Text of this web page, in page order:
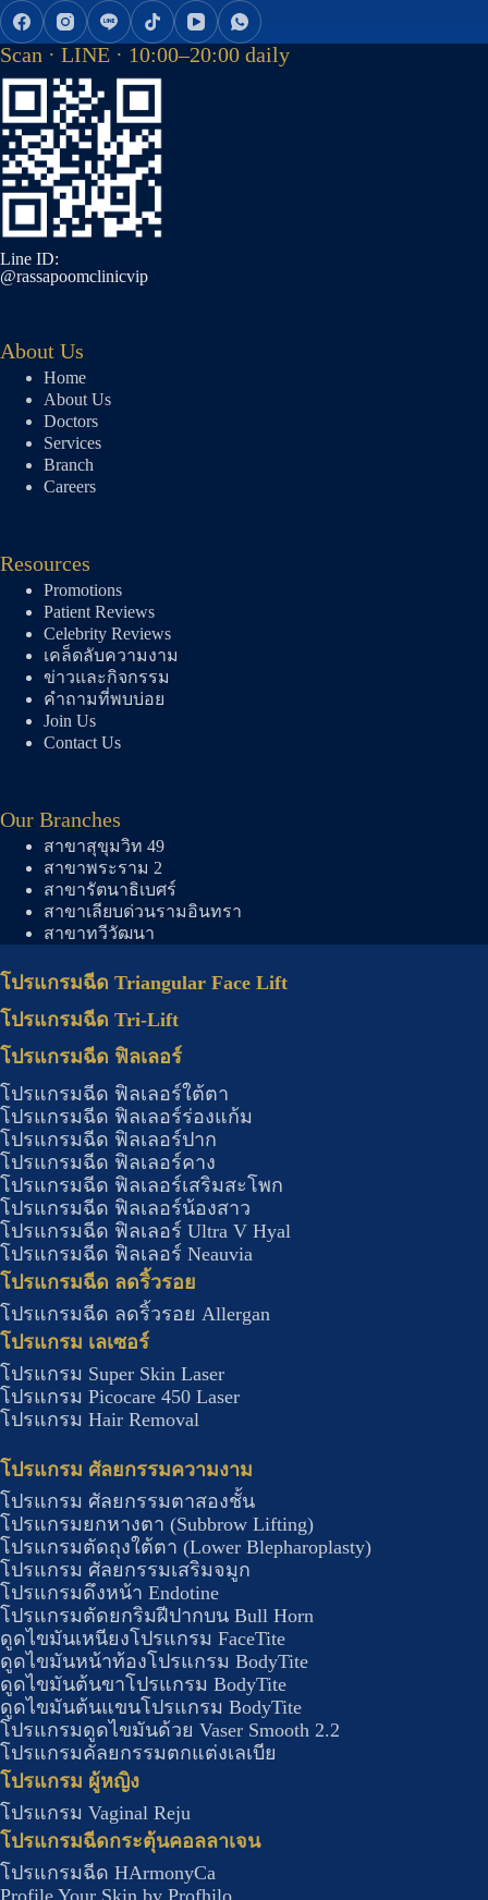
Scan · LINE · 10:00–20:00 daily
Line ID:
@rassapoomclinicvip
About Us
Home
About Us
Doctors
Services
Branch
Careers
Resources
Promotions
Patient Reviews
Celebrity Reviews
เคล็ดลับความงาม
ข่าวและกิจกรรม
คำถามที่พบบ่อย
Join Us
Contact Us
Our Branches
สาขาสุขุมวิท 49
สาขาพระราม 2
สาขารัตนาธิเบศร์
สาขาเลียบด่วนรามอินทรา
สาขาทวีวัฒนา
โปรแกรมฉีด Triangular Face Lift
โปรแกรมฉีด Tri-Lift
โปรแกรมฉีด ฟิลเลอร์
โปรแกรมฉีด ฟิลเลอร์ใต้ตา
โปรแกรมฉีด ฟิลเลอร์ร่องแก้ม
โปรแกรมฉีด ฟิลเลอร์ปาก
โปรแกรมฉีด ฟิลเลอร์คาง
โปรแกรมฉีด ฟิลเลอร์เสริมสะโพก
โปรแกรมฉีด ฟิลเลอร์น้องสาว
โปรแกรมฉีด ฟิลเลอร์ Ultra V Hyal
โปรแกรมฉีด ฟิลเลอร์ Neauvia
โปรแกรมฉีด ลดริ้วรอย
โปรแกรมฉีด ลดริ้วรอย Allergan
โปรแกรม เลเซอร์
โปรแกรม Super Skin Laser
โปรแกรม Picocare 450 Laser
โปรแกรม Hair Removal
โปรแกรม ศัลยกรรมความงาม
โปรแกรม ศัลยกรรมตาสองชั้น
โปรแกรมยกหางตา (Subbrow Lifting)
โปรแกรมตัดถุงใต้ตา (Lower Blepharoplasty)
โปรแกรม ศัลยกรรมเสริมจมูก
โปรแกรมดึงหน้า Endotine
โปรแกรมตัดยกริมฝีปากบน Bull Horn
ดูดไขมันเหนียงโปรแกรม FaceTite
ดูดไขมันหน้าท้องโปรแกรม BodyTite
ดูดไขมันต้นขาโปรแกรม BodyTite
ดูดไขมันต้นแขนโปรแกรม BodyTite
โปรแกรมดูดไขมันด้วย Vaser Smooth 2.2
โปรแกรมคัลยกรรมตกแต่งเลเบีย
โปรแกรม ผู้หญิง
โปรแกรม Vaginal Reju
โปรแกรมฉีดกระตุ้นคอลลาเจน
โปรแกรมฉีด HArmonyCa
Profile Your Skin by Profhilo